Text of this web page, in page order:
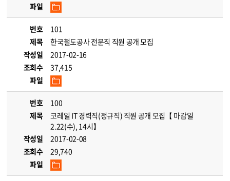
파일
번호
101
제목
한국철도공사 전문직 직원 공개 모집
작성일
2017-02-16
조회수
37,415
파일
번호
100
제목
코레일 IT 경력직(정규직) 직원 공개 모집【 마감일
2.22(수), 14시】
작성일
2017-02-08
조회수
29,740
파일